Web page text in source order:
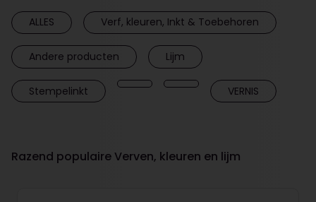
ALLES Verf, kleuren, Inkt & Toebehoren
Andere producten Lijm
Stempelinkt VERNIS
Razend populaire Verven, kleuren en lijm